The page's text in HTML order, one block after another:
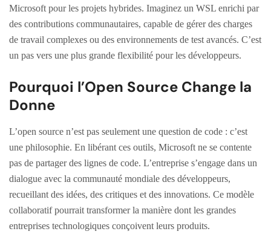
Microsoft pour les projets hybrides. Imaginez un WSL enrichi par
des contributions communautaires, capable de gérer des charges
de travail complexes ou des environnements de test avancés. C’est
un pas vers une plus grande flexibilité pour les développeurs.
Pourquoi l’Open Source Change la
Donne
L’open source n’est pas seulement une question de code : c’est
une philosophie. En libérant ces outils, Microsoft ne se contente
pas de partager des lignes de code. L’entreprise s’engage dans un
dialogue avec la communauté mondiale des développeurs,
recueillant des idées, des critiques et des innovations. Ce modèle
collaboratif pourrait transformer la manière dont les grandes
entreprises technologiques conçoivent leurs produits.